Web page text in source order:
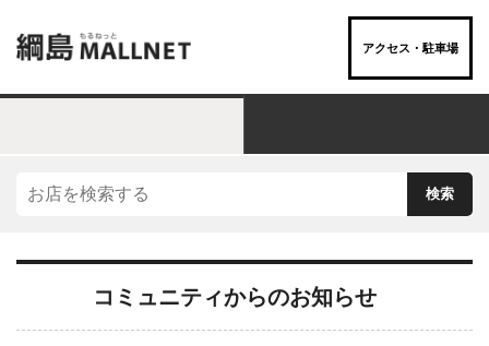
アクセス・駐車場
コミュニティからのお知らせ